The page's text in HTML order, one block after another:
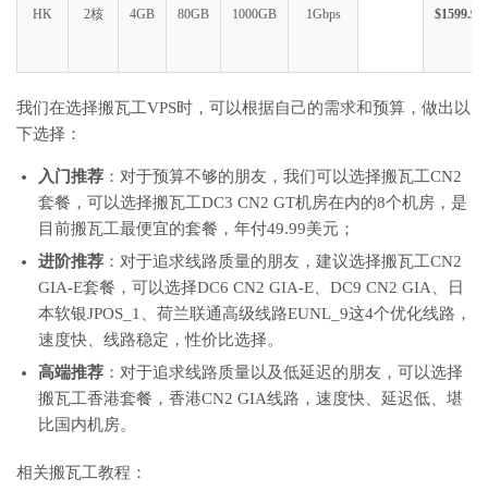
HK 2核 4GB 80GB 1000GB 1Gbps $1599.99
我们在选择搬瓦工VPS时，可以根据自己的需求和预算，做出以
下选择：
入门推荐 ：对于预算不够的朋友，我们可以选择搬瓦工CN2
套餐，可以选择搬瓦工DC3 CN2 GT机房在内的8个机房，是
目前搬瓦工最便宜的套餐，年付49.99美元；
进阶推荐 ：对于追求线路质量的朋友，建议选择搬瓦工CN2
GIA-E套餐，可以选择DC6 CN2 GIA-E、DC9 CN2 GIA、日
本软银JPOS_1、荷兰联通高级线路EUNL_9这4个优化线路，
速度快、线路稳定，性价比选择。
高端推荐 ：对于追求线路质量以及低延迟的朋友，可以选择
搬瓦工香港套餐，香港CN2 GIA线路，速度快、延迟低、堪
比国内机房。
相关搬瓦工教程：